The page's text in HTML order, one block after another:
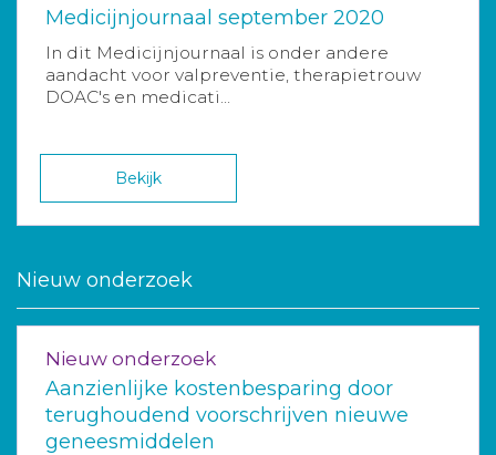
Medicijnjournaal september 2020
In dit Medicijnjournaal is onder andere
aandacht voor valpreventie, therapietrouw
DOAC's en medicati...
Bekijk
Nieuw onderzoek
Nieuw onderzoek
Aanzienlijke kostenbesparing door
terughoudend voorschrijven nieuwe
geneesmiddelen